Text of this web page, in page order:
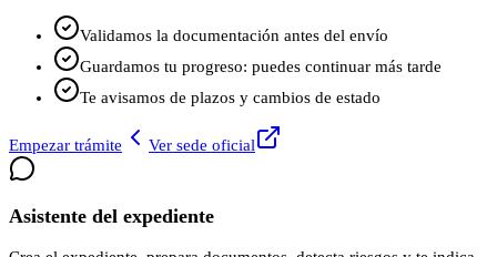
Validamos la documentación antes del envío
Guardamos tu progreso: puedes continuar más tarde
Te avisamos de plazos y cambios de estado
Empezar trámite Ver sede oficial
Asistente del expediente